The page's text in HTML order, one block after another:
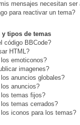
mensajes necesitan ser
para reactivar un tema?
y tipos de temas
código BBCode?
HTML?
emoticonos?
imagenes?
anuncios globales?
anuncios?
temas fijos?
temas cerrados?
iconos para los temas?